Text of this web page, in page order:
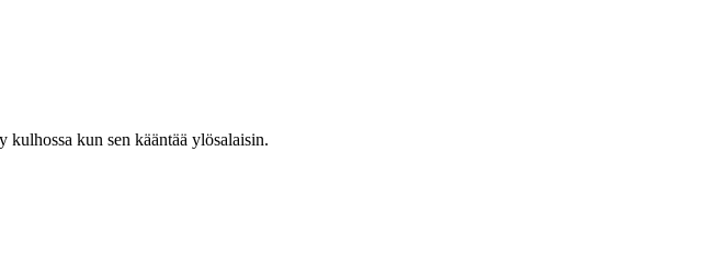
kulhossa kun sen kääntää ylösalaisin.